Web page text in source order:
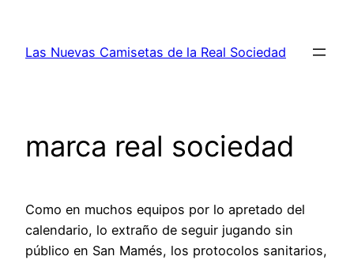
contenido
Las Nuevas Camisetas de la Real Sociedad
marca real sociedad
Como en muchos equipos por lo apretado del
calendario, lo extraño de seguir jugando sin
público en San Mamés, los protocolos sanitarios,